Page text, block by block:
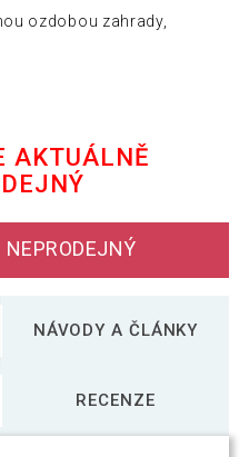
ozdobou zahrady,
AKTUÁLNĚ
NÁVODY A ČLÁNKY
RECENZE